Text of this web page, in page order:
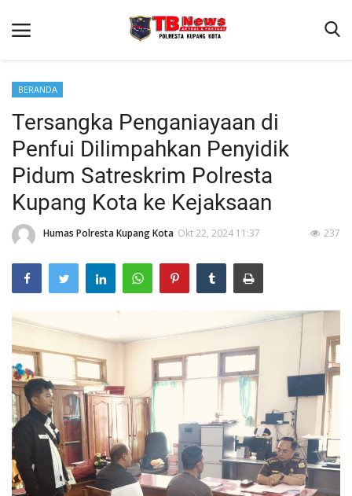
Beranda
Binkam
Terms & Conditions
Reskrim
Lantas
Mitra Polisi
Giat Ops
Polisi Kita
BERANDA
Tersangka Penganiayaan di
Penfui Dilimpahkan Penyidik
Pidum Satreskrim Polresta
Kupang Kota ke Kejaksaan
Humas Polresta Kupang Kota Okt 22, 2024 11:37 237